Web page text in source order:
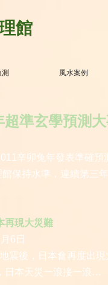
館
風水案例
辛卯兔年發表準確預
保持水準，連續第三
再現大災難
6日
震後，日本會再度出現
日本天災一浪接一浪…
超準玄學預測